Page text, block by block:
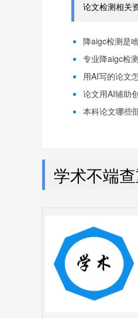
论文检测相关
降aigc检测是
专业降aigc检
用AI写的论文
论文用AI辅助
本科论文哪些
学术不端